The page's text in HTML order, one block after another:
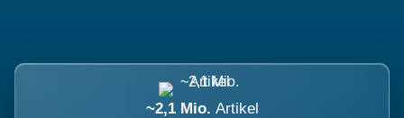
~2,1 Mio. Artikel